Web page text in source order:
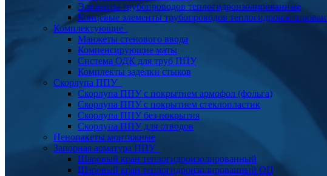
Элементы трубопроводов теплогидроизолированные
Концевые элементы трубопроводов
Комплектующие
Манжеты стенового ввода
Компенсирующие маты
Система ОДК для труб ППУ
Комплекты заделки стыков
Скорлупа ППУ
Скорлупа ППУ с покрытием армофол (фольга)
Скорлупа ППУ с покрытием стеклопластик
Скорлупа ППУ без покрытия
Скорлупа ППУ для отводов
Пенопакеты монтажные
Запорная арматура ППУ
Шаровый кран теплогидроизолированный
Шаровый кран теплогидроизолированный ОЦ